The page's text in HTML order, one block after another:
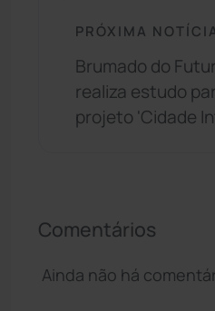
PRÓXIMA
Brumado do
realiza estudo
projeto 'Cidade
Comentários
Ainda não há